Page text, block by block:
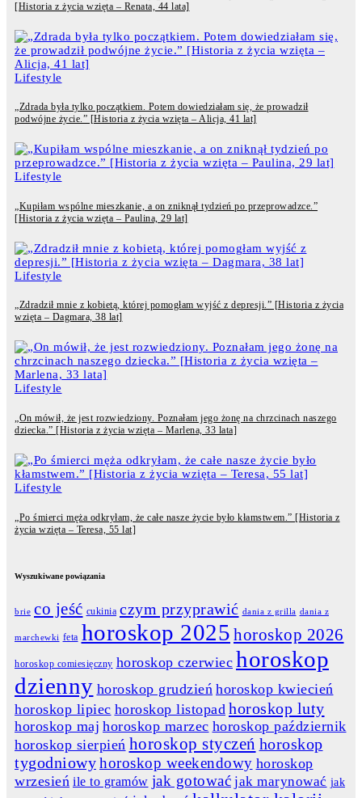
[Historia z życia wzięta – Renata, 44 lata]
Lifestyle
„Zdrada była tylko początkiem. Potem dowiedziałam się, że prowadził
podwójne życie.” [Historia z życia wzięta – Alicja, 41 lat]
Lifestyle
„Kupiłam wspólne mieszkanie, a on zniknął tydzień po przeprowadzce.”
[Historia z życia wzięta – Paulina, 29 lat]
Lifestyle
„Zdradził mnie z kobietą, której pomogłam wyjść z depresji.” [Historia z życia
wzięta – Dagmara, 38 lat]
Lifestyle
„On mówił, że jest rozwiedziony. Poznałam jego żonę na chrzcinach naszego
dziecka.” [Historia z życia wzięta – Marlena, 33 lata]
Lifestyle
„Po śmierci męża odkryłam, że całe nasze życie było kłamstwem.” [Historia z
życia wzięta – Teresa, 55 lat]
Wyszukiwane powiązania
brie co jeść cukinia czym przyprawić dania z grilla dania z
marchewki feta horoskop 2025 horoskop 2026
horoskop comiesięczny horoskop czerwiec horoskop
dzienny horoskop grudzień horoskop kwiecień
horoskop lipiec horoskop listopad horoskop luty
horoskop maj horoskop marzec horoskop październik
horoskop sierpień horoskop styczeń horoskop
tygodniowyhoroskop weekendowy horoskop
wrzesień ile to gramów jak gotować jak marynować jak